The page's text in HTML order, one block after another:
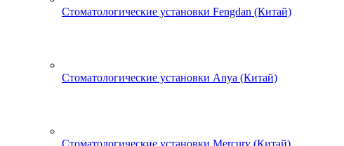
Стоматологические установки Fengdan (Китай)
Стоматологические установки Anya (Китай)
Стоматологические установки Mercury (Китай)